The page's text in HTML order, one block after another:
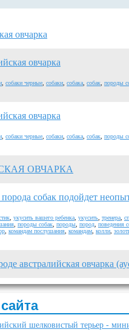
овчарка
овчарка
собаки черные собаки собака собак породы
овчарка
собаки черные собаки собака собак породы
ОВЧАРКА
собак подойдет
укусить вашего ребенка укусить тренера
породы собак породы пород поведения
командам послушания командам колли
австралийская овчарка
шелковистый терьер -